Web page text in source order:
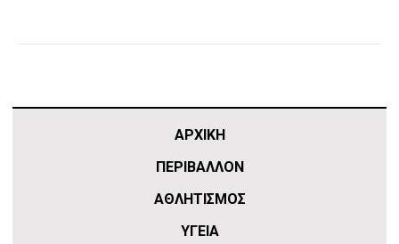
ΑΡΧΙΚΗ
ΠΕΡΙΒΑΛΛΟΝ
ΑΘΛΗΤΙΣΜΌΣ
ΥΓΕΙΑ